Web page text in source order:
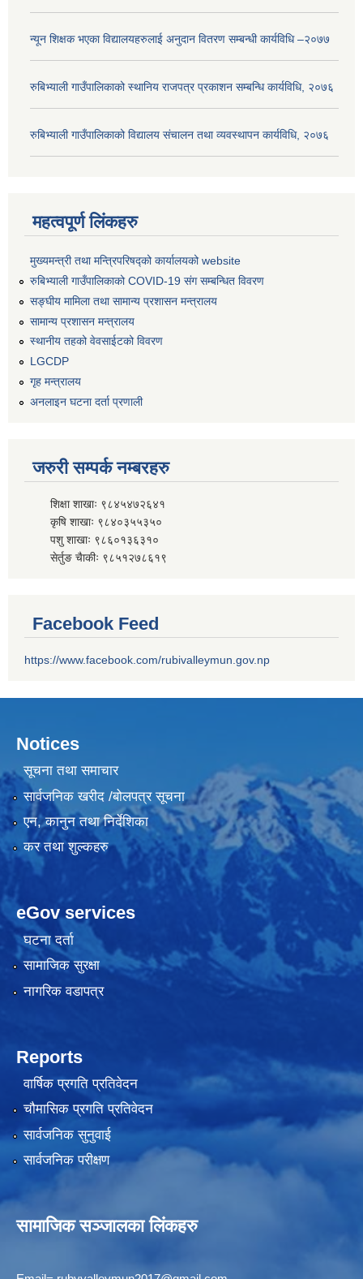
न्यून शिक्षक भएका ‍विद्यालयहरुलाई अनुदान वितरण सम्बन्धी कार्यविधि –२०७७
रुबिभ्याली गाउँपालिकाको स्थानिय राजपत्र प्रकाशन सम्बन्धि कार्यविधि, २०७६
रुबिभ्याली गाउँपालिकाको विद्यालय संचालन तथा व्यवस्थापन कार्यविधि, २०७६
महत्वपूर्ण लिंकहरु
मुख्यमन्त्री तथा मन्त्रिपरिषद्को कार्यालयको website
रुबिभ्याली गाउँपालिकाको COVID-19 संग सम्बन्धित विवरण
सङ्‍घीय मामिला तथा सामान्य प्रशासन मन्त्रालय
सामान्य प्रशासन मन्त्रालय
स्थानीय तहको वेवसाईटको विवरण
LGCDP
गृह मन्त्रालय
अनलाइन घटना दर्ता प्रणाली
जरुरी सम्पर्क नम्बरहरु
शिक्षा शाखाः ९८४५४७२६४१
कृषि शाखाः ९८४०३५५३५०
पशु शाखाः ९८६०१३६३१०
सेर्तुङ चैाकीः ९८५१२७८६१९
Facebook Feed
https://www.facebook.com/rubivalleymun.gov.np
Notices
सूचना तथा समाचार
सार्वजनिक खरीद /बोलपत्र सूचना
एन, कानुन तथा निर्देशिका
कर तथा शुल्कहरु
eGov services
घटना दर्ता
सामाजिक सुरक्षा
नागरिक वडापत्र
Reports
वार्षिक प्रगति प्रतिवेदन
चौमासिक प्रगति प्रतिवेदन
सार्वजनिक सुनुवाई
सार्वजनिक परीक्षण
सामाजिक सञ्जालका लिंकहरु